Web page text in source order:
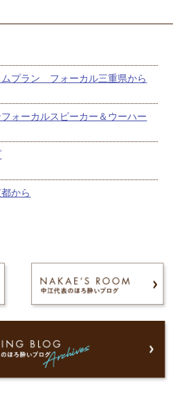
プラン フォーカル三重県から
ォーカルスピーカー＆ウーハー
から